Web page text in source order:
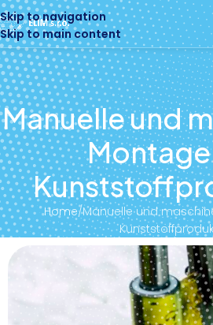
Skip to navigation
Skip to main content
Manuelle und
Home Manuelle und